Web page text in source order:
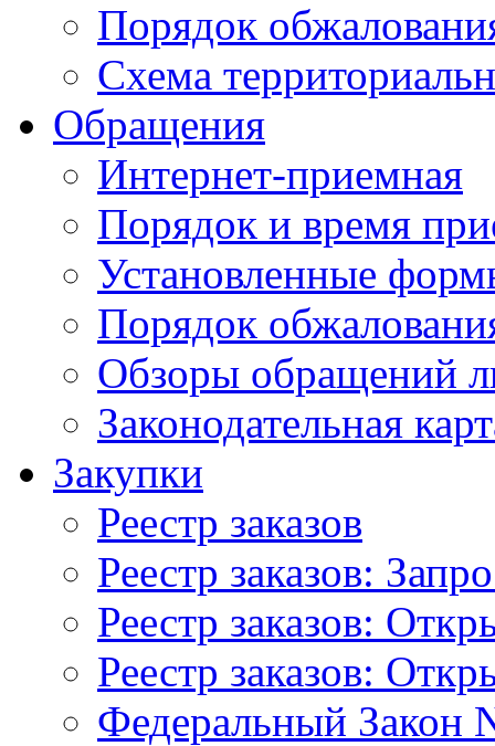
Порядок
Схема
Обращения
Интернет-приемная
Порядок и время
Установленные
Порядок
Обзоры обращений
Законодательная
Закупки
Реестр заказов
Реестр заказов:
Реестр заказов:
Реестр заказов:
Федеральный Закон